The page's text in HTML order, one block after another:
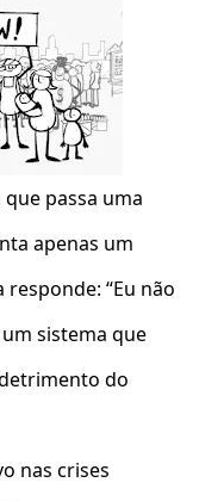
passa uma
apenas um
responde: “Eu não
sistema que
do
nas crises